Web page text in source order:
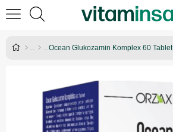
Ocean Glukozamin Komplex 60 Tablet